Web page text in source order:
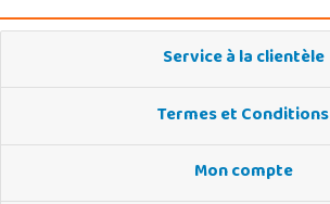
Service à la clientèle
Termes et Conditions
Mon compte